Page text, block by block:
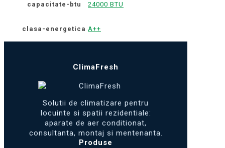
capacitate-btu 24000 BTU
clasa-energetica A++
ClimaFresh
Solutii de climatizare pentru
locuinte si spatii rezidentiale:
aparate de aer conditionat,
consultanta, montaj si mentenanta.
Produse